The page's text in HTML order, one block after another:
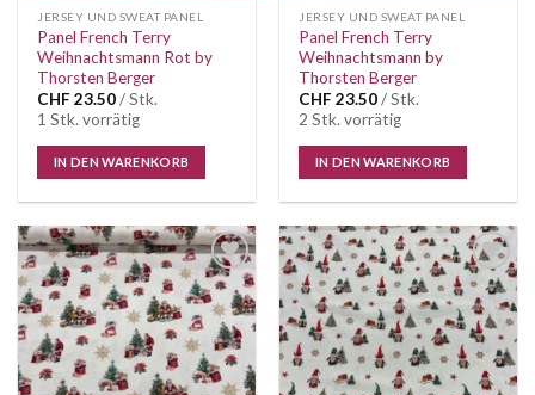
JERSEY UND SWEAT PANEL
Panel French Terry
Weihnachtsmann Rot by
Thorsten Berger
CHF 23.50/ Stk.
1 Stk. vorrätig
IN DEN WARENKORB
JERSEY UND SWEAT PANEL
Panel French Terry
Weihnachtsmann by
Thorsten Berger
CHF 23.50/ Stk.
2 Stk. vorrätig
IN DEN WARENKORB
Auf die
Wunschliste
Auf die
Wunschliste